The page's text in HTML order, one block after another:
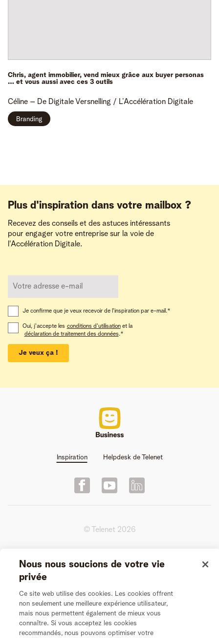
Chris, agent immobilier, vend mieux grâce aux buyer personas
… et vous aussi avec ces 3 outils
Céline – De Digitale Versnelling / L’Accélération Digitale
Branding
Plus d'inspiration dans votre mailbox ?
Recevez des conseils et des astuces intéressants
pour engager votre entreprise sur la voie de
l'Accélération Digitale.
Je confirme que je veux recevoir de l'inspiration par e-mail.*
Oui, j'accepte les conditions d'utilisation et la
déclaration de traitement des données.*
Je veux ça !
Inspiration Helpdesk de Telenet
© Telenet 2026
Conditions générales de l’Entretien Vidéo
Vie Privée
Politique de cookies
Nous nous soucions de votre vie
privée
Ce site web utilise des cookies. Les cookies offrent
non seulement une meilleure expérience utilisateur,
mais nous permettent également de mieux vous
connaître. Si vous acceptez les cookies
recommandés, nous pouvons optimiser votre